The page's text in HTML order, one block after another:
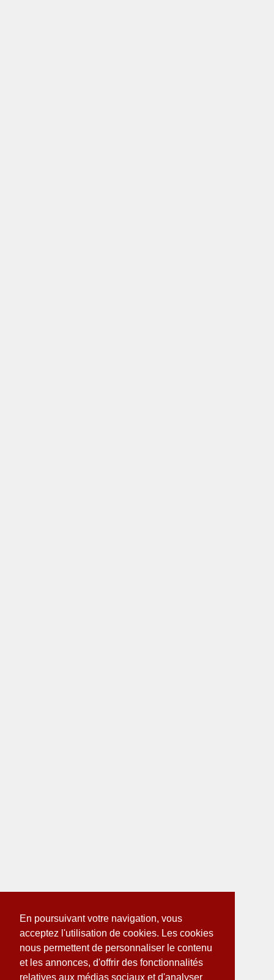
En poursuivant votre navigation, vous
acceptez l'utilisation de cookies. Les cookies
nous permettent de personnaliser le contenu
et les annonces, d'offrir des fonctionnalités
relatives aux médias sociaux et d'analyser